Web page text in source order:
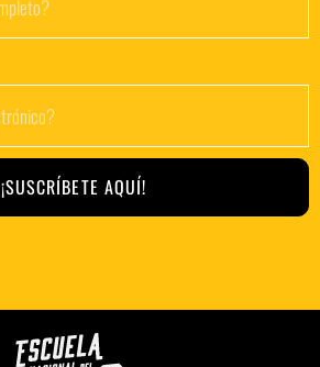
¡SUSCRÍBETE AQUÍ!